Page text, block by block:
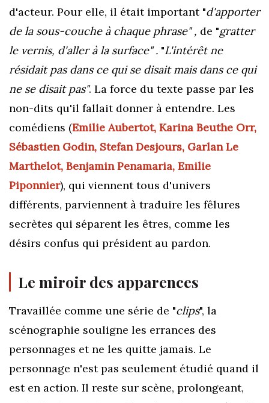
d'acteur. Pour elle, il était important "d'apporter
de la sous-couche à chaque phrase" , de "gratter
le vernis, d'aller à la surface" . "L'intérêt ne
résidait pas dans ce qui se disait mais dans ce qui
ne se disait pas". La force du texte passe par les
non-dits qu'il fallait donner à entendre. Les
comédiens (Emilie Aubertot, Karina Beuthe Orr,
Sébastien Godin, Stefan Desjours, Garlan Le
Marthelot, Benjamin Penamaria, Emilie
Piponnier), qui viennent tous d'univers
différents, parviennent à traduire les fêlures
secrètes qui séparent les êtres, comme les
désirs confus qui président au pardon.
Le miroir des apparences
Travaillée comme une série de "clips", la
scénographie souligne les errances des
personnages et ne les quitte jamais. Le
personnage n'est pas seulement étudié quand il
est en action. Il reste sur scène, prolongeant,